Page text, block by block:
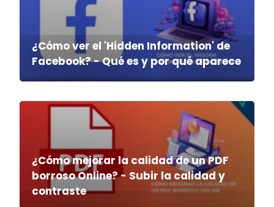
¿Cómo ver el 'Hidden Information' de
Facebook? - Qué es y por qué aparece
¿Cómo mejorar la calidad de un PDF
borroso Online? - Subir la calidad y
contraste